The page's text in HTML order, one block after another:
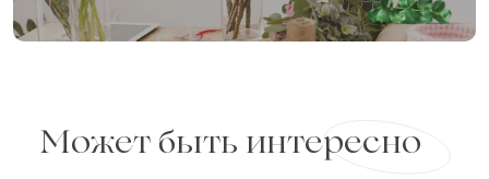
Может быть интересно